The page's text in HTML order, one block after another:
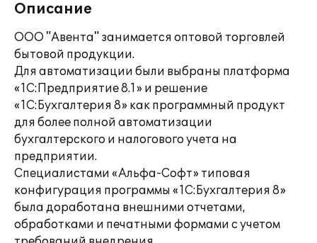
Описание
ООО "Авента" занимается оптовой торговлей
бытовой продукции.
Для автоматизации были выбраны платформа
«1С:Предприятие 8.1» и решение
«1С:Бухгалтерия 8» как программный продукт
для более полной автоматизации
бухгалтерского и налогового учета на
предприятии.
Специалистами «Альфа-Софт» типовая
конфигурация программы «1С:Бухгалтерия 8»
была доработана внешними отчетами,
обработками и печатными формами с учетом